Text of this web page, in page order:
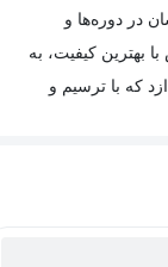
در دوره‌ها و
بهترین کیفیت، به
که با ترسیم و